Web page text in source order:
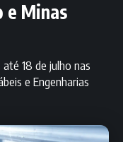
e Minas
18 de julho nas
e Engenharias